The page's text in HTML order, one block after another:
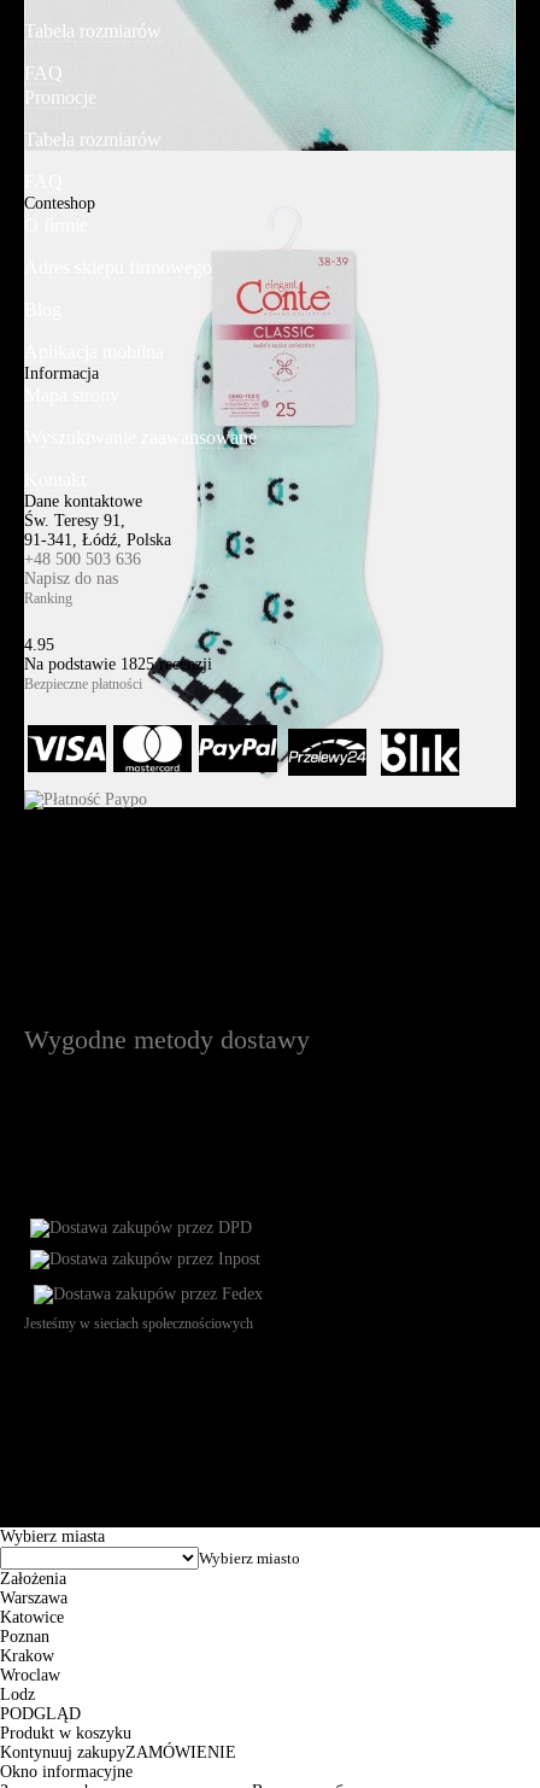
Tabela rozmiarów
FAQ
Promocje
Tabela rozmiarów
Conteshop
Informacja
Wyszukiwanie zaawansowane
Dane kontaktowe
Św. Teresy 91,
91-341, Łódź, Polska
+48 500 503 636
Napisz do nas
Ranking
4.95
Na podstawie 1825recenzji
Bezpieczne płatności
Wygodne metody dostawy
Jesteśmy w sieciach społecznościowych
Wybierz miasta
Założenia
Warszawa
Katowice
Poznan
Krakow
Wroclaw
Lodz
PODGLĄD
Produkt w koszyku
Kontynuuj zakupyZAMÓWIENIE
Okno informacyjne